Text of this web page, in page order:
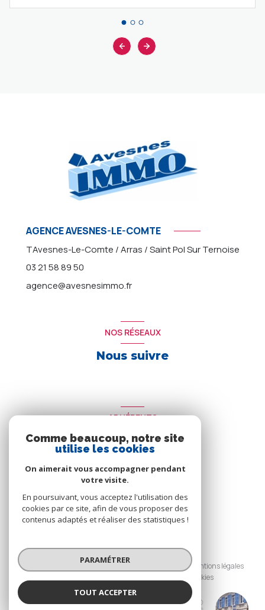
Agence Avesnes Immo
AGENCE AVESNES-LE-COMTE
TAvesnes-Le-Comte / Arras / Saint Pol Sur Ternoise
03 21 58 89 50
agence@avesnesimmo.fr
NOS RÉSEAUX
Nous suivre
ADHÉRENTS
Nous adhérons
© 2026 | Tous droits réservés
Nos honoraires
Nos partenaires
Mentions légales
Cookies
Réalisé par :
Comme beaucoup, notre site
utilise les cookies
On aimerait vous accompagner pendant
votre visite.
En poursuivant, vous acceptez l'utilisation des
cookies par ce site, afin de vous proposer des
contenus adaptés et réaliser des statistiques !
PARAMÉTRER
TOUT ACCEPTER